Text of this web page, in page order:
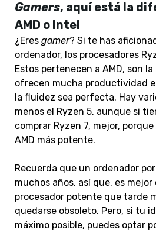
Gamers, aquí está la
AMD o Intel
¿Eres gamer? Si te has
ordenador, los procesadores
Estos pertenecen a AMD, son
ofrecen mucha productividad
la fluidez sea perfecta. Hay
menos el Ryzen 5, aunque si
comprar Ryzen 7, mejor,
AMD más potente.
Recuerda que un ordenador
muchos años, así que, es
procesador potente que tarde
quedarse obsoleto. Pero, si tu
máximo posible, puedes optar